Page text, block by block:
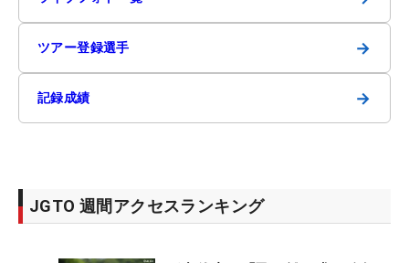
ツアー登録選手 →
記録成績 →
JGTO 週間アクセスランキング